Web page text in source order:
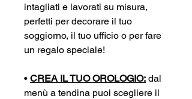
intagliati e lavorati su misura,
perfetti per decorare il tuo
soggiorno, il tuo ufficio o per fare
un regalo speciale!
• CREA IL TUO OROLOGIO: dal
menù a tendina puoi scegliere il